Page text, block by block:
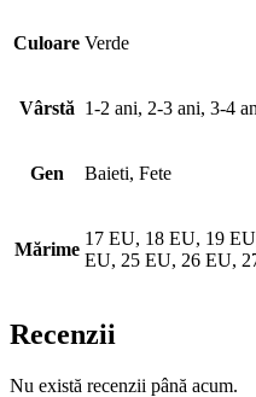
Culoare Verde
Vârstă 1-2 ani, 2-3 ani, 3-4
Gen Baieti, Fete
Mărime
17 EU, 18 EU, 19
EU, 25 EU, 26 EU,
Recenzii
Nu există recenzii până acum.